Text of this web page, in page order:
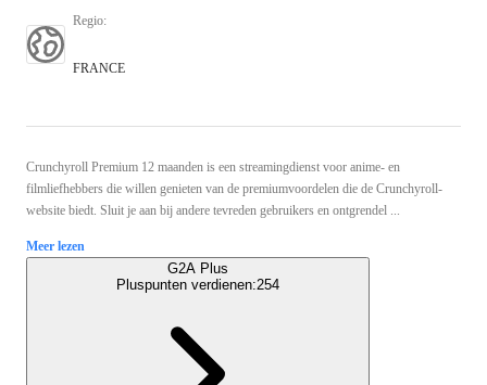
Regio:
FRANCE
Crunchyroll Premium 12 maanden is een streamingdienst voor anime- en
filmliefhebbers die willen genieten van de premiumvoordelen die de Crunchyroll-
website biedt. Sluit je aan bij andere tevreden gebruikers en ontgrendel ...
Meer lezen
G2A Plus
Pluspunten verdienen:254